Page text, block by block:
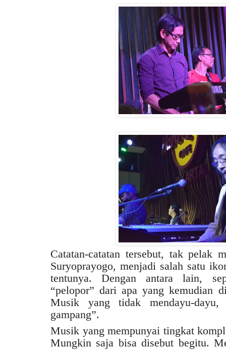
Catatan-catatan tersebut, tak pelak
Suryoprayogo, menjadi salah satu
tentunya. Dengan antara lain,
“pelopor” dari apa yang kemudian
Musik yang tidak mendayu-
gampang”.
Musik yang mempunyai tingkat
Mungkin saja bisa disebut begitu.